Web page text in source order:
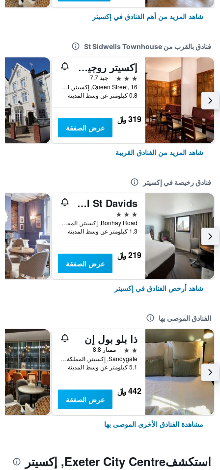
شاهد المزيد من أهم الفنادق في إكسيتر
فنادق بالقرب من St Sidwells Townhouse
إكسيتر روجيمونت هوتل باي سنداي
3 نجوم
جيد 7.7
Queen Street, 16, إكسيتر, المملكة المتحدة
0.8 كيلومتر عن وسط المدينة
319 ﷼
عرض الصفقة
شاهد المزيد من الفنادق القريبة
فنادق رخيصة في إكسيتر
Premier Inn Exeter Central St Davids
3 نجوم
Bonhay Road, إكسيتر, المملكة المتحدة
1.3 كيلومتر عن وسط المدينة
219 ﷼
عرض الصفقة
شاهد أرخص الفنادق في إكسيتر
الفنادق الموصى بها
ذا بلو بول إن
2 نجمتين
ممتاز 8.8
Sandygate, إكسيتر, المملكة المتحدة
5.1 كيلومتر عن وسط المدينة
442 ﷼
عرض الصفقة
مشاهدة الفنادق الأخرى الموصى بها
استكشفExeter City Centre, إكسيتر